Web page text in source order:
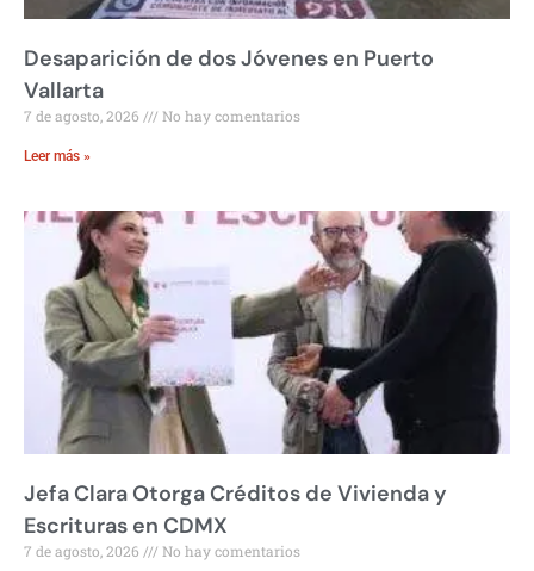
Desaparición de dos Jóvenes en Puerto
Vallarta
7 de agosto, 2026 No hay comentarios
Leer más »
Jefa Clara Otorga Créditos de Vivienda y
Escrituras en CDMX
7 de agosto, 2026 No hay comentarios